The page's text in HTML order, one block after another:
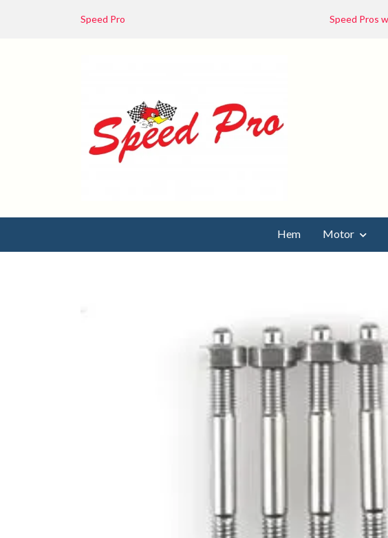
Speed Pro Speed Pros
Hem Motor